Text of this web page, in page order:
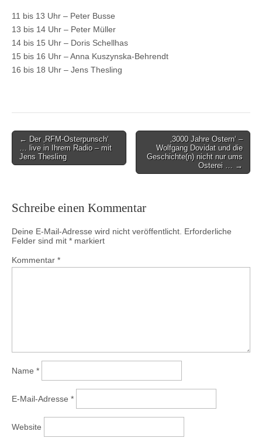
11 bis 13 Uhr – Peter Busse
13 bis 14 Uhr – Peter Müller
14 bis 15 Uhr – Doris Schellhas
15 bis 16 Uhr – Anna Kuszynska-Behrendt
16 bis 18 Uhr – Jens Thesling
Post
navigation
← Der ‚RFM-Osterpunsch‘
… live in Ihrem Radio – mit
Jens Thesling
‚3000 Jahre Ostern‘ –
Wolfgang Dovidat und die
Geschichte(n) nicht nur ums
Osterei … →
Schreibe einen Kommentar
Deine E-Mail-Adresse wird nicht veröffentlicht. Erforderliche
Felder sind mit * markiert
Kommentar *
Name *
E-Mail-Adresse *
Website